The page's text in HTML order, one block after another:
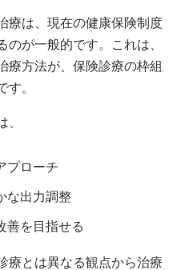
療は、現在の健康保険制度
が一般的です。これは、
療方法が、保険診療の枠組
す。
、
プローチ
な出力調整
善を目指せる
療とは異なる観点から治療